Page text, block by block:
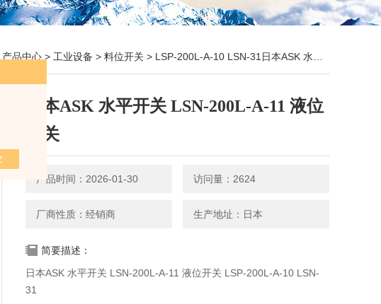
产品中心 > 工业设备 > 料位开关 > LSP-200L-A-10 LSN-31日本ASK 水平开关 LSN-200L-A-11 液位开关
日本ASK 水平开关 LSN-200L-A-11 液位
开关
产品时间：2026-01-30 访问量：2624
厂商性质：经销商 生产地址：日本
简要描述：
日本ASK 水平开关 LSN-200L-A-11 液位开关 LSP-200L-A-10 LSN-
31